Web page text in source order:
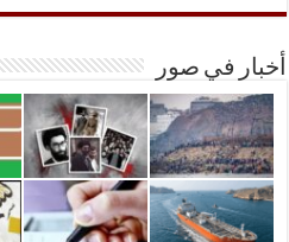
أخبار في صور